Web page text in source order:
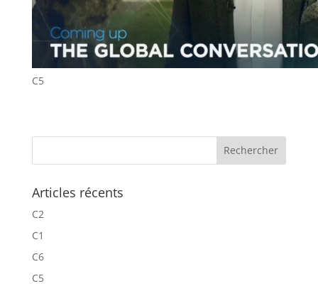
C5
Articles récents
C2
C1
C6
C5